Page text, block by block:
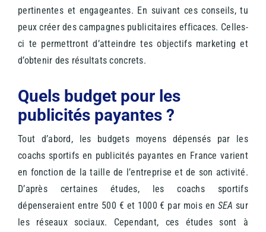
pertinentes et engageantes. En suivant ces conseils, tu
peux créer des campagnes publicitaires efficaces. Celles-
ci te permettront d’atteindre tes objectifs marketing et
d’obtenir des résultats concrets.
Quels budget pour les
publicités payantes ?
Tout d’abord, les budgets moyens dépensés par les
coachs sportifs en publicités payantes en France varient
en fonction de la taille de l’entreprise et de son activité.
D’après certaines études, les coachs sportifs
dépenseraient entre 500 € et 1000 € par mois en SEA sur
les réseaux sociaux. Cependant, ces études sont à